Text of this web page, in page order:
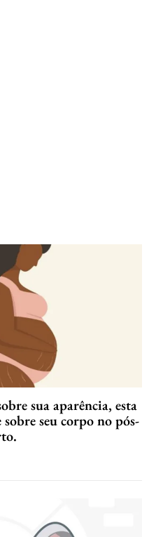
sua aparência, esta
seu corpo no pós-